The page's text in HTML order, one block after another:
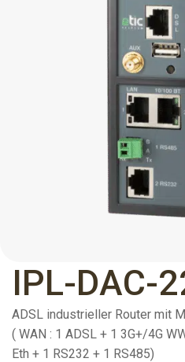
IPL-DAC-
ADSL industrieller Router mit
( WAN : 1 ADSL + 1 3G+/4G
Eth + 1 RS232 + 1 RS485)